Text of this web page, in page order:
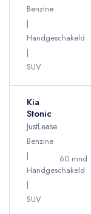
Benzine
Handgeschakeld
SUV
Kia
Stonic
JustLease
Benzine
Handgeschakeld
SUV
60 mnd